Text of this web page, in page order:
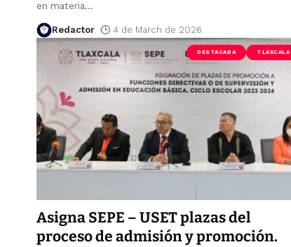
en materia…
Redactor 4 de March de 2026
DESTACADA TLAXCALA
Asigna SEPE – USET plazas del
proceso de admisión y promoción.